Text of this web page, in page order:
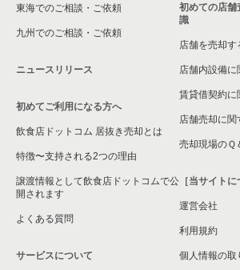
東海でのご相談・ご依頼
九州でのご相談・ご依頼
ニュースリリース
初めてご利用になる方へ
飲食店ドットコム 居抜き売却とは
特徴〜支持される2つの理由
譲渡情報として飲食店ドットコムで公
開されます
よくある質問
サービスについて
初めての店舗
識
店舗を売却
店舗内設備に
賃貸借契約に
店舗売却に関
売却現場のＱ
［当サイトに
運営会社
利用規約
個人情報の取